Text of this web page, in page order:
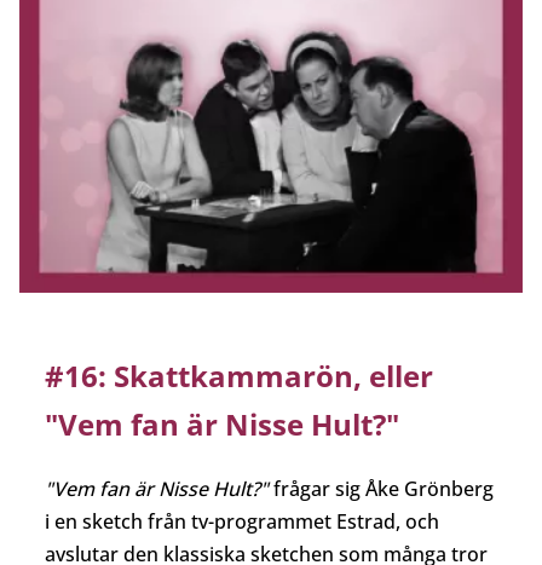
#16: Skattkammarön, eller
"Vem fan är Nisse Hult?"
"Vem fan är Nisse Hult?"frågar sig Åke Grönberg
i en sketch från tv-programmet Estrad, och
avslutar den klassiska sketchen som många tror